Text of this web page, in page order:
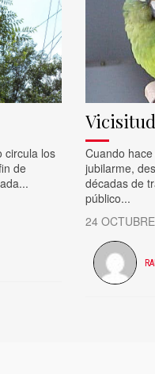
circula los
de
Cuando
jubilarme,
décadas de
público...
24